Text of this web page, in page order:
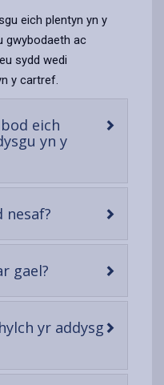
eich plentyn yn y
gwybodaeth ac
sydd wedi
y cartref.
eich
yn y
nesaf?
content
gael?
content
yr addysg